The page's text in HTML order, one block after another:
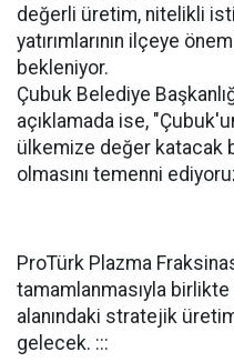
değerli üretim, nitelikli
yatırımlarının ilçeye
bekleniyor.
Çubuk Belediye
açıklamada ise,
ülkemize değer katacak
olmasını temenni
ProTürk Plazma
tamamlanmasıyla
alanındaki stratejik
gelecek. :::